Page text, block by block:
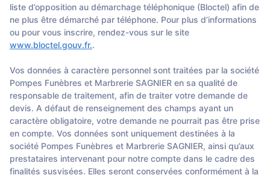
liste d’opposition au démarchage téléphonique (Bloctel) afin de
ne plus être démarché par téléphone. Pour plus d’informations
ou pour vous inscrire, rendez-vous sur le site
www.bloctel.gouv.fr..
Vos données à caractère personnel sont traitées par la société
Pompes Funèbres et Marbrerie SAGNIER en sa qualité de
responsable de traitement, afin de traiter votre demande de
devis. A défaut de renseignement des champs ayant un
caractère obligatoire, votre demande ne pourrait pas être prise
en compte. Vos données sont uniquement destinées à la
société Pompes Funèbres et Marbrerie SAGNIER, ainsi qu’aux
prestataires intervenant pour notre compte dans le cadre des
finalités susvisées. Elles seront conservées conformément à la